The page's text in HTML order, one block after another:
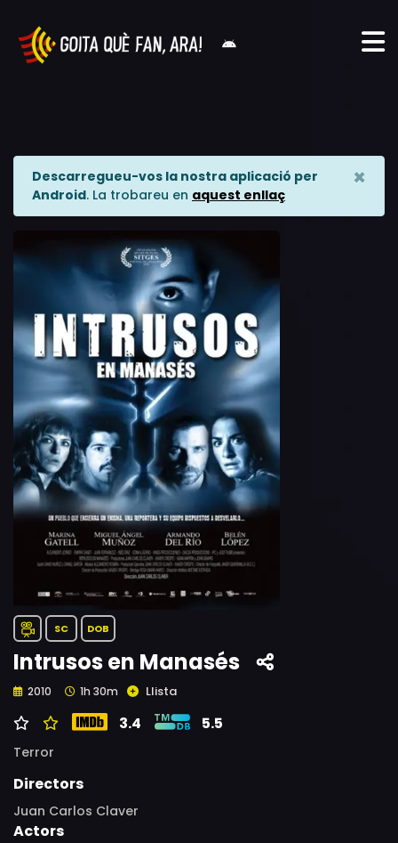
Descarregueu-vos la nostra aplicació per
Android. La trobareu en aquest enllaç
×
SC DOB
Intrusos en Manasés
2010 1h 30m Llista
3.4 5.5
Terror
Directors
Juan Carlos Claver
Actors